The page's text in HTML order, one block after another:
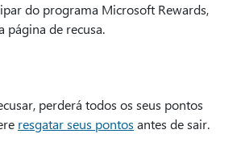
do programa Microsoft Rewards,
página de recusa.
perderá todos os seus pontos
resgatar seus pontos antes de sair.